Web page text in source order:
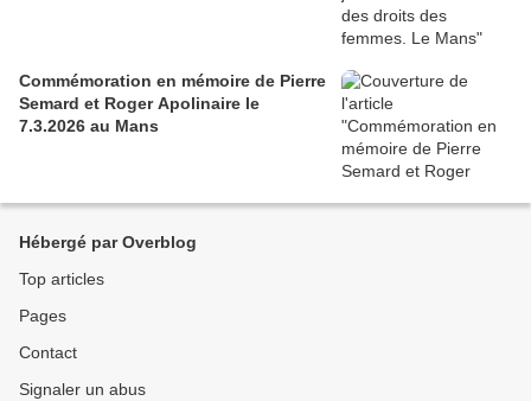
Commémoration en mémoire de Pierre
Semard et Roger Apolinaire le
7.3.2026 au Mans
Hébergé par Overblog
Top articles
Pages
Contact
Signaler un abus